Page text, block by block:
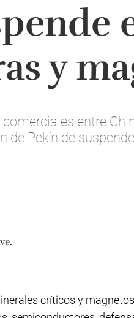
y
entre
de Pekín de
críticos y